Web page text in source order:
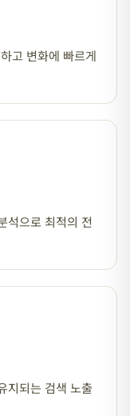
고 변화에 빠르게
석으로 최적의 전
지되는 검색 노출